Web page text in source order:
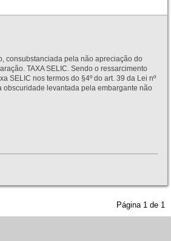
consubstanciada pela não apreciação do
TAXA SELIC. Sendo o ressarcimento
SELIC nos termos do §4º do art. 39 da Lei nº
obscuridade levantada pela embargante não
Página 1 de 1